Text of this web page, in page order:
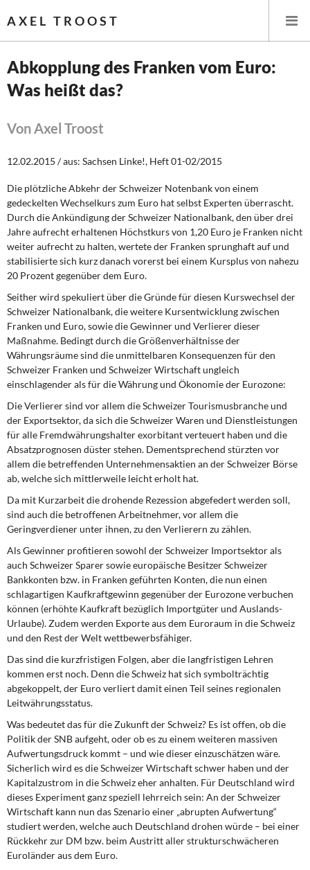
AXEL TROOST
Startseite
Themen
Leitlinien linker Wirtschafts- und Finanzpolitik
Wirtschaftspolitik
Steuer- und Finanzpolitik
Öffentliche Infrastruktur und Daseinsvorsorge
DIE LINKE
Weitere Themen
Memo-Gruppe
Institut Solidarische Moderne
Rosa-Luxemburg-Stiftung
Über mich
Kontakt
Abkopplung des Franken vom Euro:
Was heißt das?
Von Axel Troost
12.02.2015 / aus: Sachsen Linke!, Heft 01-02/2015
Die plötzliche Abkehr der Schweizer Notenbank von einem
gedeckelten Wechselkurs zum Euro hat selbst Experten überrascht.
Durch die Ankündigung der Schweizer Nationalbank, den über drei
Jahre aufrecht erhaltenen Höchstkurs von 1,20 Euro je Franken nicht
weiter aufrecht zu halten, wertete der Franken sprunghaft auf und
stabilisierte sich kurz danach vorerst bei einem Kursplus von nahezu
20 Prozent gegenüber dem Euro.
Seither wird spekuliert über die Gründe für diesen Kurswechsel der
Schweizer Nationalbank, die weitere Kursentwicklung zwischen
Franken und Euro, sowie die Gewinner und Verlierer dieser
Maßnahme. Bedingt durch die Größenverhältnisse der
Währungsräume sind die unmittelbaren Konsequenzen für den
Schweizer Franken und Schweizer Wirtschaft ungleich
einschlagender als für die Währung und Ökonomie der Eurozone:
Die Verlierer sind vor allem die Schweizer Tourismusbranche und
der Exportsektor, da sich die Schweizer Waren und Dienstleistungen
für alle Fremdwährungshalter exorbitant verteuert haben und die
Absatzprognosen düster stehen. Dementsprechend stürzten vor
allem die betreffenden Unternehmensaktien an der Schweizer Börse
ab, welche sich mittlerweile leicht erholt hat.
Da mit Kurzarbeit die drohende Rezession abgefedert werden soll,
sind auch die betroffenen Arbeitnehmer, vor allem die
Geringverdiener unter ihnen, zu den Verlierern zu zählen.
Als Gewinner profitieren sowohl der Schweizer Importsektor als
auch Schweizer Sparer sowie europäische Besitzer Schweizer
Bankkonten bzw. in Franken geführten Konten, die nun einen
schlagartigen Kaufkraftgewinn gegenüber der Eurozone verbuchen
können (erhöhte Kaufkraft bezüglich Importgüter und Auslands-
Urlaube). Zudem werden Exporte aus dem Euroraum in die Schweiz
und den Rest der Welt wettbewerbsfähiger.
Das sind die kurzfristigen Folgen, aber die langfristigen Lehren
kommen erst noch. Denn die Schweiz hat sich symbolträchtig
abgekoppelt, der Euro verliert damit einen Teil seines regionalen
Leitwährungsstatus.
Was bedeutet das für die Zukunft der Schweiz? Es ist offen, ob die
Politik der SNB aufgeht, oder ob es zu einem weiteren massiven
Aufwertungsdruck kommt – und wie dieser einzuschätzen wäre.
Sicherlich wird es die Schweizer Wirtschaft schwer haben und der
Kapitalzustrom in die Schweiz eher anhalten. Für Deutschland wird
dieses Experiment ganz speziell lehrreich sein: An der Schweizer
Wirtschaft kann nun das Szenario einer „abrupten Aufwertung“
studiert werden, welche auch Deutschland drohen würde – bei einer
Rückkehr zur DM bzw. beim Austritt aller strukturschwächeren
Euroländer aus dem Euro.